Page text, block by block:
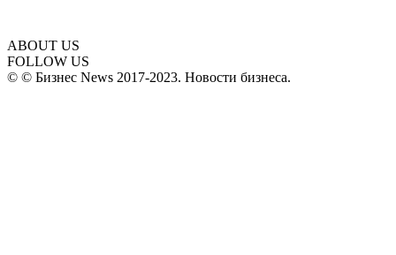
ABOUT US
FOLLOW US
© © Бизнес News 2017-2023. Новости бизнеса.